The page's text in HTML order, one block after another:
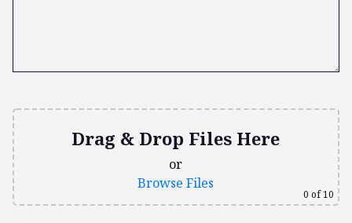
Drag & Drop Files Here
or
Browse Files
0 of 10